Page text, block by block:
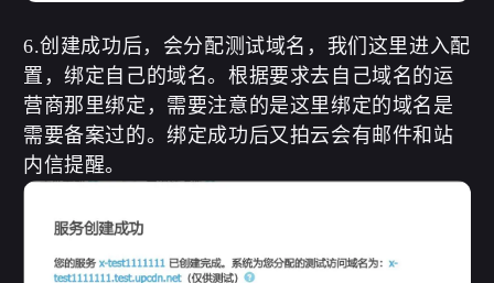
6.创建成功后，会分配测试域名，我们这里进入配
置，绑定自己的域名。根据要求去自己域名的运
营商那里绑定，需要注意的是这里绑定的域名是
需要备案过的。绑定成功后又拍云会有邮件和站
内信提醒。